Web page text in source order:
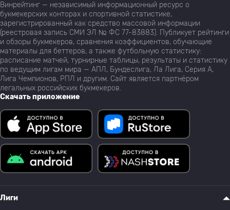
Винрейтинг — независимый информационный ресурс о
букмекерских конторах и спортивной статистике,
зарегистрированный как средство массовой информации
(реестровая запись СМИ ЭЛ № ФС 77-83883). Публикует рейтинги
и обзоры букмекеров, сравнения коэффициентов, обучающие
материалы для беттеров, а также футбольную статистику:
расписание матчей, турнирные таблицы, результаты и статистику
по ведущим лигам мира — АПЛ, Бундеслига, Ла Лига, Серия А,
Лига Чемпионов, РПЛ и другим. Сайт является партнёром
легальных российских букмекеров.
Скачать приложение
Лиги